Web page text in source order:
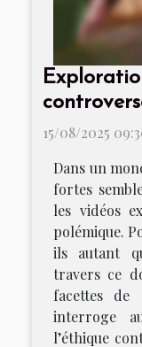
15/08/2025
Dans un
fortes
les vidéos
polémique.
ils autant
travers ce
facettes de
interroge
l’éthique